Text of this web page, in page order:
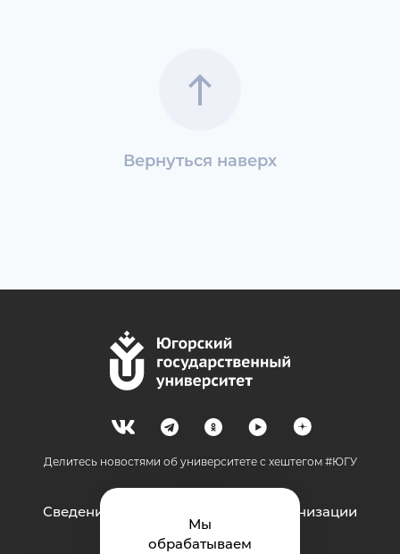
Мы
обрабатываем
Вернуться наверх
Делитесь новостями об университете с хештегом #ЮГУ
Сведения об образовательной организации